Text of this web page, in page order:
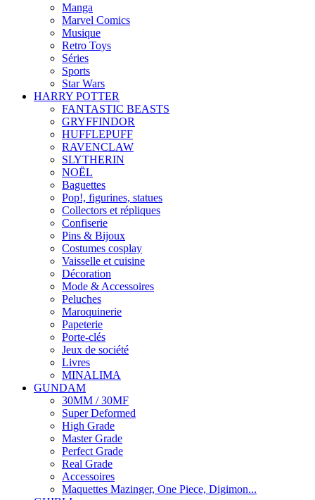
Manga
Marvel Comics
Musique
Retro Toys
Séries
Sports
Star Wars
HARRY POTTER
FANTASTIC BEASTS
GRYFFINDOR
HUFFLEPUFF
RAVENCLAW
SLYTHERIN
NOËL
Baguettes
Pop!, figurines, statues
Collectors et répliques
Confiserie
Pins & Bijoux
Costumes cosplay
Vaisselle et cuisine
Décoration
Mode & Accessoires
Peluches
Maroquinerie
Papeterie
Porte-clés
Jeux de société
Livres
MINALIMA
GUNDAM
30MM / 30MF
Super Deformed
High Grade
Master Grade
Perfect Grade
Real Grade
Accessoires
Maquettes Mazinger, One Piece, Digimon...